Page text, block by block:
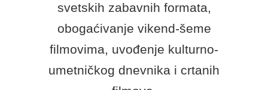
svetskih zabavnih formata,
obogaćivanje vikend-šeme
filmovima, uvođenje kulturno-
umetničkog dnevnika i crtanih